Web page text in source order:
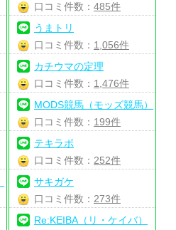
口コミ件数： 485件
うまトリ
口コミ件数： 1,056件
カチウマの定理
口コミ件数： 1,476件
MODS競馬（モッズ競馬）
口コミ件数： 199件
テキラボ
口コミ件数： 252件
サキガケ
口コミ件数： 273件
Re:KEIBA（リ・ケイバ）